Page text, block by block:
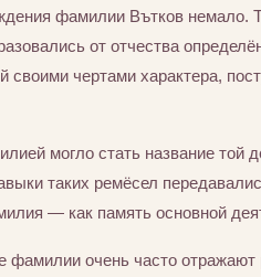
фамилии Вътков немало.
от отчества
своими чертами характера,
могло стать название той
таких ремёсел
— как память основной
фамилии очень часто